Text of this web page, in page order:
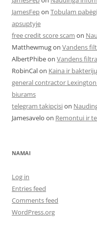
JamesFepon Tobulam
apsuptyje
free credit score scam on
Matthewmugon Vandens
AlbertPhibeon Vandens
RobinCalon Kaina ir
general contractor Lexington
biurams
telegram takipçision
Jamesavelo on Remontui ir
NAMAI
Log in
Entries feed
Comments feed
WordPress.org